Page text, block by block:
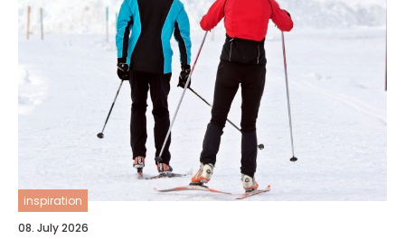
inspiration
08. July 2026